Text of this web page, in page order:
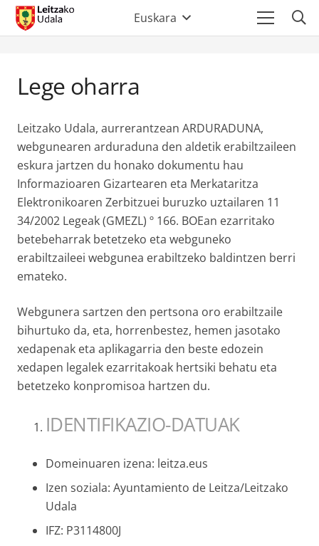
Euskara
Lege oharra
Leitzako Udala, aurrerantzean ARDURADUNA,
webgunearen arduraduna den aldetik erabiltzaileen
eskura jartzen du honako dokumentu hau
Informazioaren Gizartearen eta Merkataritza
Elektronikoaren Zerbitzuei buruzko uztailaren 11
34/2002 Legeak (GMEZL) º 166. BOEan ezarritako
betebeharrak betetzeko eta webguneko
erabiltzaileei webgunea erabiltzeko baldintzen berri
emateko.
Webgunera sartzen den pertsona oro erabiltzaile
bihurtuko da, eta, horrenbestez, hemen jasotako
xedapenak eta aplikagarria den beste edozein
xedapen legalek ezarritakoak hertsiki behatu eta
betetzeko konpromisoa hartzen du.
IDENTIFIKAZIO-DATUAK
Domeinuaren izena: leitza.eus
Izen soziala: Ayuntamiento de Leitza/Leitzako
Udala
IFZ: P3114800J